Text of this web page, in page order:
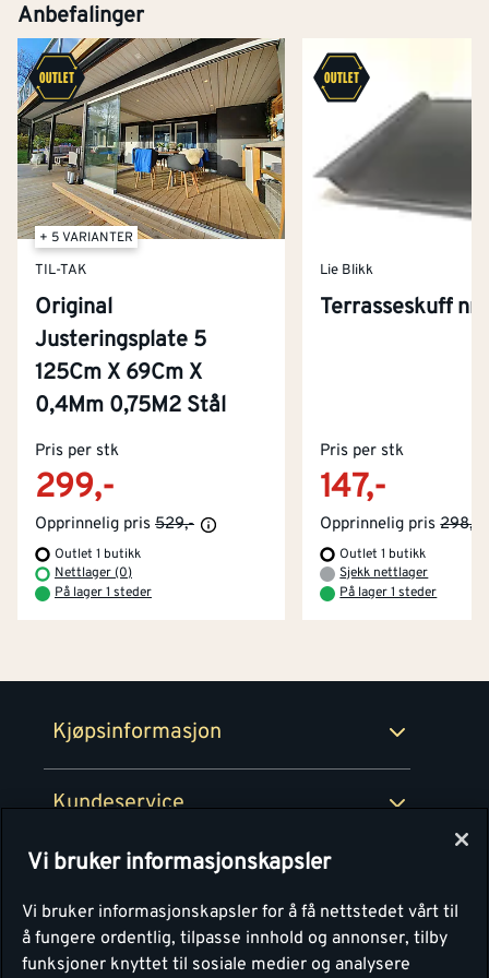
Anbefalinger
+ 5 VARIANTER
TIL-TAK
Original
Justeringsplate 5
125Cm X 69Cm X
0,4Mm 0,75M2 Stål
Pris per stk
299,-
Opprinnelig pris 529,-
Outlet 1 butikk
Nettlager (0)
På lager 1 steder
Lie Blikk
Terrasseskuff nr
Pris per stk
147,-
Opprinnelig pris 298,-
Outlet 1 butikk
Sjekk nettlager
På lager 1 steder
Kjøpsinformasjon
Kjøpsbetingelser
Betaling
Retur- og angrerettsskjema
Kundeservice
Kontakt oss
Tjenester
Montér Klubb
Montér
Om Montér
Byggevarehus og åpningstider
Prismatch
Personvern
Vi bruker informasjonskapsler
Vi bruker informasjonskapsler for å få nettstedet vårt til
å fungere ordentlig, tilpasse innhold og annonser, tilby
funksjoner knyttet til sosiale medier og analysere